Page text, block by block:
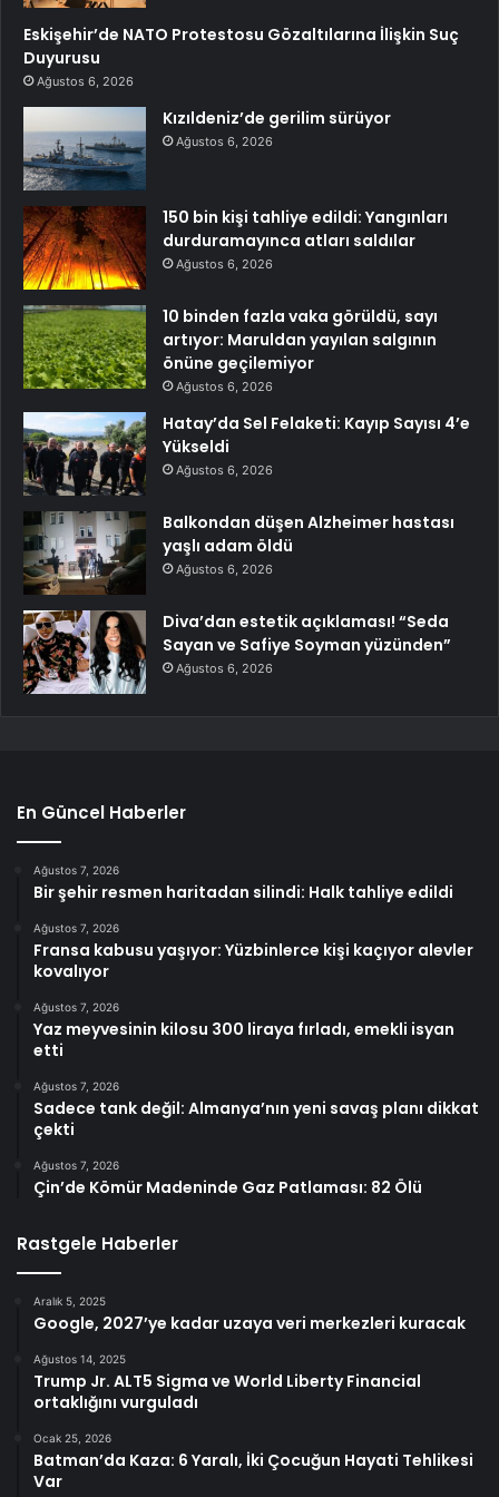
Eskişehir’de NATO Protestosu Gözaltılarına İlişkin Suç
Duyurusu
Ağustos 6, 2026
Kızıldeniz’de gerilim sürüyor
Ağustos 6, 2026
150 bin kişi tahliye edildi: Yangınları
durduramayınca atları saldılar
Ağustos 6, 2026
10 binden fazla vaka görüldü, sayı
artıyor: Maruldan yayılan salgının
önüne geçilemiyor
Ağustos 6, 2026
Hatay’da Sel Felaketi: Kayıp Sayısı 4’e
Yükseldi
Ağustos 6, 2026
Balkondan düşen Alzheimer hastası
yaşlı adam öldü
Ağustos 6, 2026
Diva’dan estetik açıklaması! “Seda
Sayan ve Safiye Soyman yüzünden”
Ağustos 6, 2026
En Güncel Haberler
Ağustos 7, 2026
Bir şehir resmen haritadan silindi: Halk tahliye edildi
Ağustos 7, 2026
Fransa kabusu yaşıyor: Yüzbinlerce kişi kaçıyor alevler
kovalıyor
Ağustos 7, 2026
Yaz meyvesinin kilosu 300 liraya fırladı, emekli isyan
etti
Ağustos 7, 2026
Sadece tank değil: Almanya’nın yeni savaş planı dikkat
çekti
Ağustos 7, 2026
Çin’de Kömür Madeninde Gaz Patlaması: 82 Ölü
Rastgele Haberler
Aralık 5, 2025
Google, 2027’ye kadar uzaya veri merkezleri kuracak
Ağustos 14, 2025
Trump Jr. ALT5 Sigma ve World Liberty Financial
ortaklığını vurguladı
Ocak 25, 2026
Batman’da Kaza: 6 Yaralı, İki Çocuğun Hayati Tehlikesi
Var